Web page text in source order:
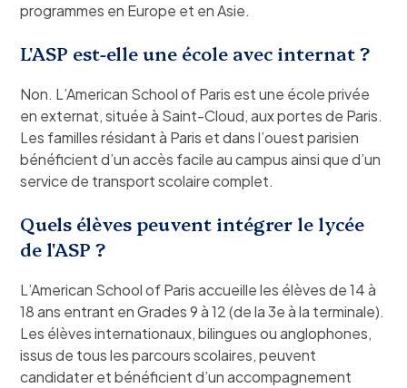
programmes en Europe et en Asie.
L'ASP est-elle une école avec internat ?
Non. L’American School of Paris est une école privée
en externat, située à Saint-Cloud, aux portes de Paris.
Les familles résidant à Paris et dans l’ouest parisien
bénéficient d’un accès facile au campus ainsi que d’un
service de transport scolaire complet.
Quels élèves peuvent intégrer le lycée
de l'ASP ?
L’American School of Paris accueille les élèves de 14 à
18 ans entrant en Grades 9 à 12 (de la 3e à la terminale).
Les élèves internationaux, bilingues ou anglophones,
issus de tous les parcours scolaires, peuvent
candidater et bénéficient d’un accompagnement